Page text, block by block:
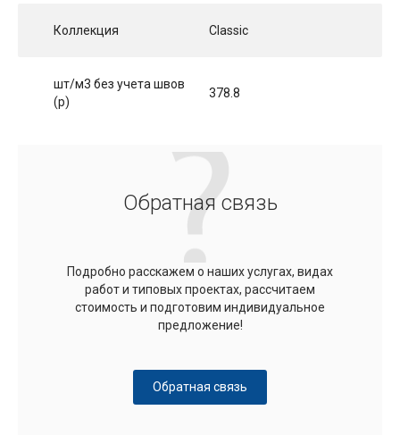
Коллекция Classic
шт/м3 без учета швов
(p)
378.8
Обратная связь
Подробно расскажем о наших услугах, видах
работ и типовых проектах, рассчитаем
стоимость и подготовим индивидуальное
предложение!
Обратная связь